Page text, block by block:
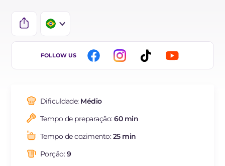
IT
FR
ES
NL
FOLLOW US
Dificuldade: Médio
Tempo de preparação:60 min
Tempo de cozimento:25 min
Porção:9